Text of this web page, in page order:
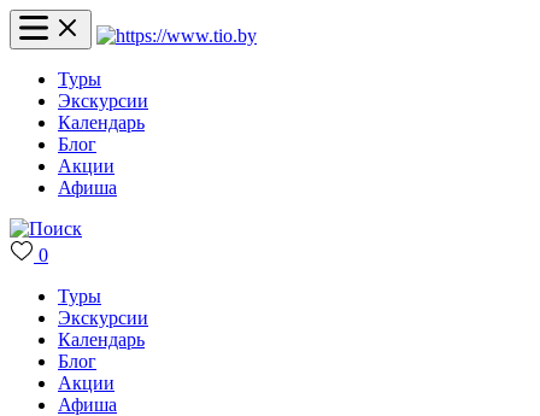
Туры
Экскурсии
Календарь
Блог
Акции
Афиша
0
Туры
Экскурсии
Календарь
Блог
Акции
Афиша